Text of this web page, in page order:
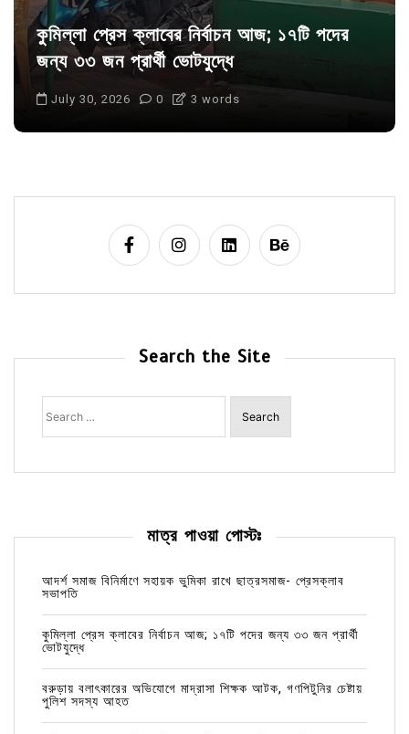
কুমিল্লা প্রেস ক্লাবের নির্বাচন আজ; ১৭টি পদের
জন্য ৩৩ জন প্রার্থী ভোটযুদ্ধে
July 30, 2026 0 3 words
Search the Site
Search
for:
মাত্র পাওয়া পোস্টঃ
আদর্শ সমাজ বিনির্মাণে সহায়ক ভুমিকা রাখে ছাত্রসমাজ- প্রেসক্লাব
সভাপতি
কুমিল্লা প্রেস ক্লাবের নির্বাচন আজ; ১৭টি পদের জন্য ৩৩ জন প্রার্থী
ভোটযুদ্ধে
বরুড়ায় বলাৎকারের অভিযোগে মাদ্রাসা শিক্ষক আটক, গণপিটুনির চেষ্টায়
পুলিশ সদস্য আহত